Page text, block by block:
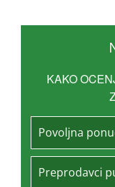
KAKO
Povoljna
Preprodavci